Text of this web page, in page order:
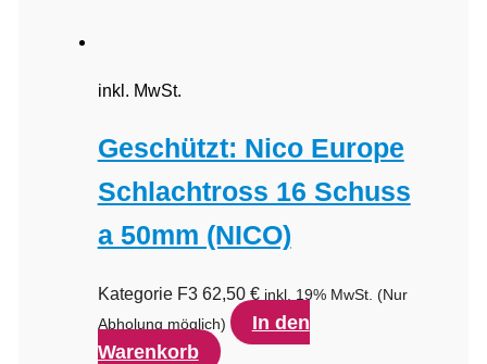
inkl. MwSt.
Geschützt: Nico Europe
Schlachtross 16 Schuss
a 50mm (NICO)
Kategorie F3 62,50 € inkl. 19% MwSt. (Nur
Abholung möglich)
In den
Warenkorb